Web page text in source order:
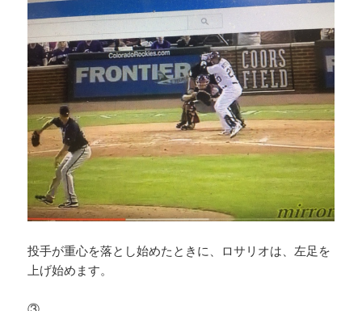
投手が重心を落とし始めたときに、ロサリオは、左足を
上げ始めます。